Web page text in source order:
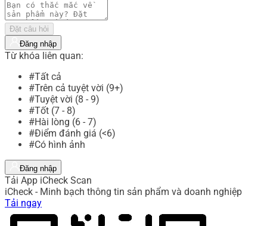
Đặt câu hỏi
Đăng nhập
Từ khóa liên quan:
#Tất cả
#Trên cả tuyệt vời (9+)
#Tuyệt vời (8 - 9)
#Tốt (7 - 8)
#Hài lòng (6 - 7)
#Điểm đánh giá (<6)
#Có hình ảnh
Đăng nhập
Tải App iCheck Scan
iCheck - Minh bạch thông tin sản phẩm và doanh nghiệp
Tải ngay